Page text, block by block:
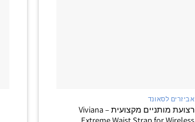
אביזרים לסאונד
רצועת מותניים מקצועית – Viviana